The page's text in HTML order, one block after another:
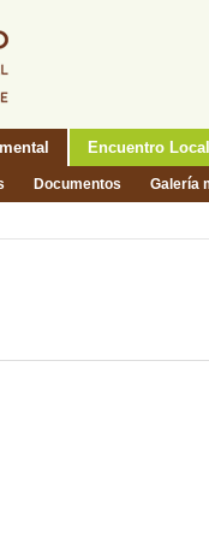
Encuentro Local
Documentos Galería